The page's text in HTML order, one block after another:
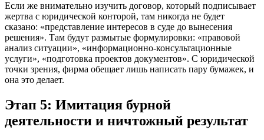
Если же внимательно изучить договор, который подписывает
жертва с юридической конторой, там никогда не будет
сказано: «представление интересов в суде до вынесения
решения». Там будут размытые формулировки: «правовой
анализ ситуации», «информационно-консультационные
услуги», «подготовка проектов документов». С юридической
точки зрения, фирма обещает лишь написать пару бумажек, и
она это делает.
Этап 5: Имитация бурной
деятельности и ничтожный результат